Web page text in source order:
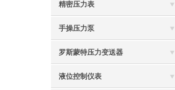
精密压力表
手操压力泵
罗斯蒙特压力变送器
液位控制仪表